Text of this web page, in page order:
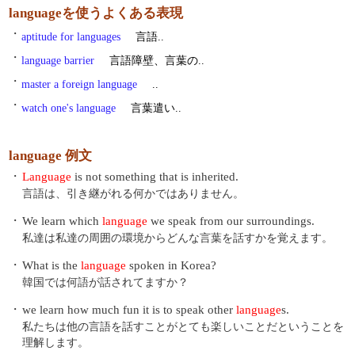
languageを使うよくある表現
・ aptitude for languages
言語..
・ language barrier
言語障壁、言葉の..
・ master a foreign language
..
・ watch one's language 言葉遣い..
language 例文
・ Language is not something that is inherited.
言語は、引き継がれる何かではありません。
・ We learn which language we speak from our surroundings.
私達は私達の周囲の環境からどんな言葉を話すかを覚えます。
・ What is the language spoken in Korea?
韓国では何語が話されてますか？
・ we learn how much fun it is to speak other languages.
私たちは他の言語を話すことがとても楽しいことだということを
理解します。